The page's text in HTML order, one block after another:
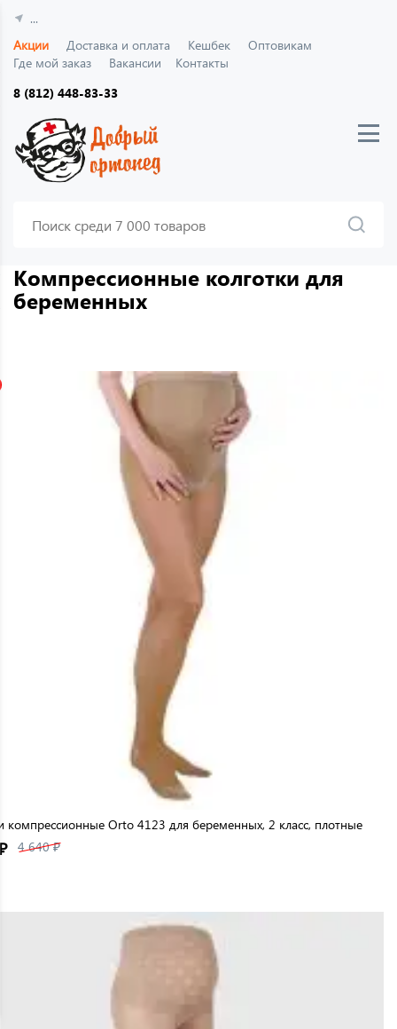
...
Акции
Доставка и оплата Кешбек
Оптовикам
Где мой заказ
Вакансии
Контакты
8 (812) 448-83-33
Компрессионные колготки для
беременных
компрессионные Orto 4123 для беременных, 2 класс, плотные
4 640 ₽